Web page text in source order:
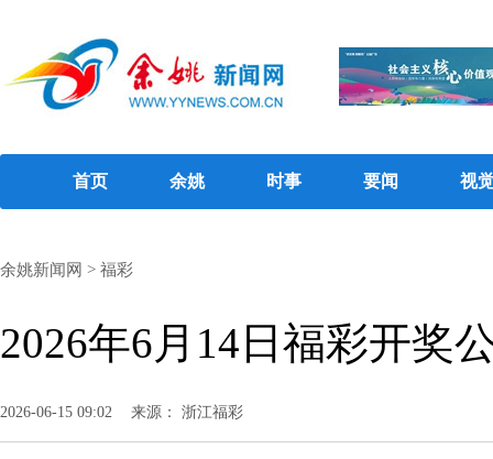
首页 余姚 时事 要闻 视
余姚新闻网 > 福彩
2026年6月14日福彩开奖
2026-06-15 09:02 来源： 浙江福彩